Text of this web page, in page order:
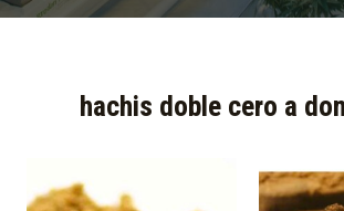
hachis doble cero a